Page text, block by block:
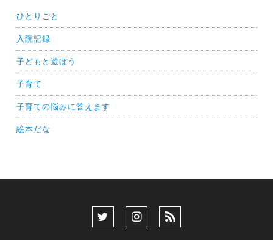
ひとりごと
入院記録
子どもと遊ぼう
子育て
子育ての悩みに答えます
絵本だな